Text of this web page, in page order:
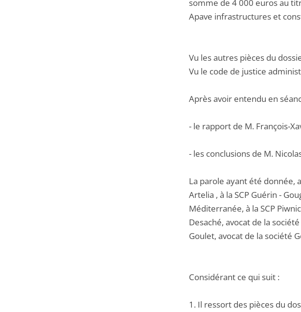
somme de 4 000 euros au
Apave infrastructures et
Vu les autres pièces du
Vu le code de justice
Après avoir entendu en
- le rapport de M. François-
- les conclusions de M.
La parole ayant été donnée,
Artelia , à la SCP Guérin -
Méditerranée, à la SCP
Desaché, avocat de la
Goulet, avocat de la société
Considérant ce qui suit :
1. Il ressort des pièces du